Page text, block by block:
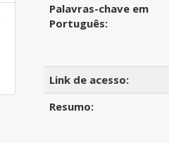
Palavras-chave em
Português:
Link de acesso:
Resumo: